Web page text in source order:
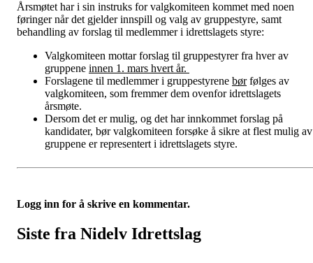
Årsmøtet har i sin instruks for valgkomiteen kommet med noen
føringer når det gjelder innspill og valg av gruppestyre, samt
behandling av forslag til medlemmer i idrettslagets styre:
Valgkomiteen mottar forslag til gruppestyrer fra hver av
gruppene innen 1. mars hvert år.
Forslagene til medlemmer i gruppestyrene børfølges av
valgkomiteen, som fremmer dem ovenfor idrettslagets
årsmøte.
Dersom det er mulig, og det har innkommet forslag på
kandidater, bør valgkomiteen forsøke å sikre at flest mulig av
gruppene er representert i idrettslagets styre.
Logg inn for å skrive en kommentar.
Siste fra Nidelv Idrettslag